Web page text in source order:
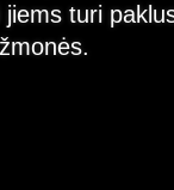
turi